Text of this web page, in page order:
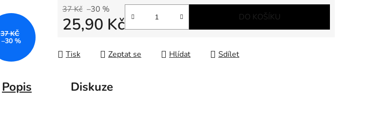
37 Kč –30 %
25,90 Kč DO KOŠÍKU
Tisk Zeptat se Hlídat Sdílet
37 KČ
–30 %
Popis Diskuze